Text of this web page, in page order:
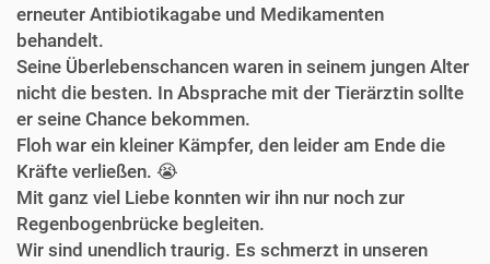
erneuter Antibiotikagabe und Medikamenten
behandelt.
Seine Überlebenschancen waren in seinem jungen Alter
nicht die besten. In Absprache mit der Tierärztin sollte
er seine Chance bekommen.
Floh war ein kleiner Kämpfer, den leider am Ende die
Kräfte verließen. 😭
Mit ganz viel Liebe konnten wir ihn nur noch zur
Regenbogenbrücke begleiten.
Wir sind unendlich traurig. Es schmerzt in unseren